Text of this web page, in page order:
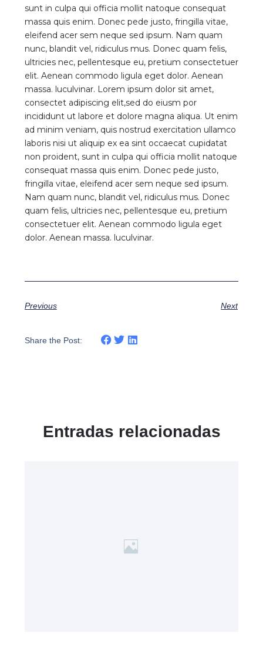
sunt in culpa qui officia mollit natoque consequat
massa quis enim. Donec pede justo, fringilla vitae,
eleifend acer sem neque sed ipsum. Nam quam
nunc, blandit vel, ridiculus mus. Donec quam felis,
ultricies nec, pellentesque eu, pretium consectetuer
elit. Aenean commodo ligula eget dolor. Aenean
massa. luculvinar. Lorem ipsum dolor sit amet,
consectet adipiscing elit,sed do eiusm por
incididunt ut labore et dolore magna aliqua. Ut enim
ad minim veniam, quis nostrud exercitation ullamco
laboris nisi ut aliquip ex ea sint occaecat cupidatat
non proident, sunt in culpa qui officia mollit natoque
consequat massa quis enim. Donec pede justo,
fringilla vitae, eleifend acer sem neque sed ipsum.
Nam quam nunc, blandit vel, ridiculus mus. Donec
quam felis, ultricies nec, pellentesque eu, pretium
consectetuer elit. Aenean commodo ligula eget
dolor. Aenean massa. luculvinar.
Previous Next
Share the Post:
Entradas relacionadas